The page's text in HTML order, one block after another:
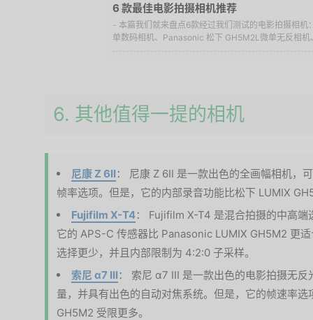
6 款最佳电影拍摄相机推荐
- 本篇我们就来盘点6款经过我们测试的电影拍摄相
单数码相机、Panasonic 松下 GH5M2L微单无反相机
6. 其他值得一提的相机
尼康 Z 6II： 尼康 Z 6II 是一款出色的全画幅相机，
帧率选项。但是，它的内部录音功能比松下 LUMIX
Fujifilm X-T4： Fujifilm X-T4 是混合拍摄的中高
它的 APS-C 传感器比 Panasonic LUMIX GH5M2 更
选择更少，并且内部限制为 4:2:0 子采样。
索尼 α7 III： 索尼 α7 III 是一款出色的电影拍摄无
量，并具有出色的自动对焦系统。但是，它的帧速率
GH5M2 受限更多。